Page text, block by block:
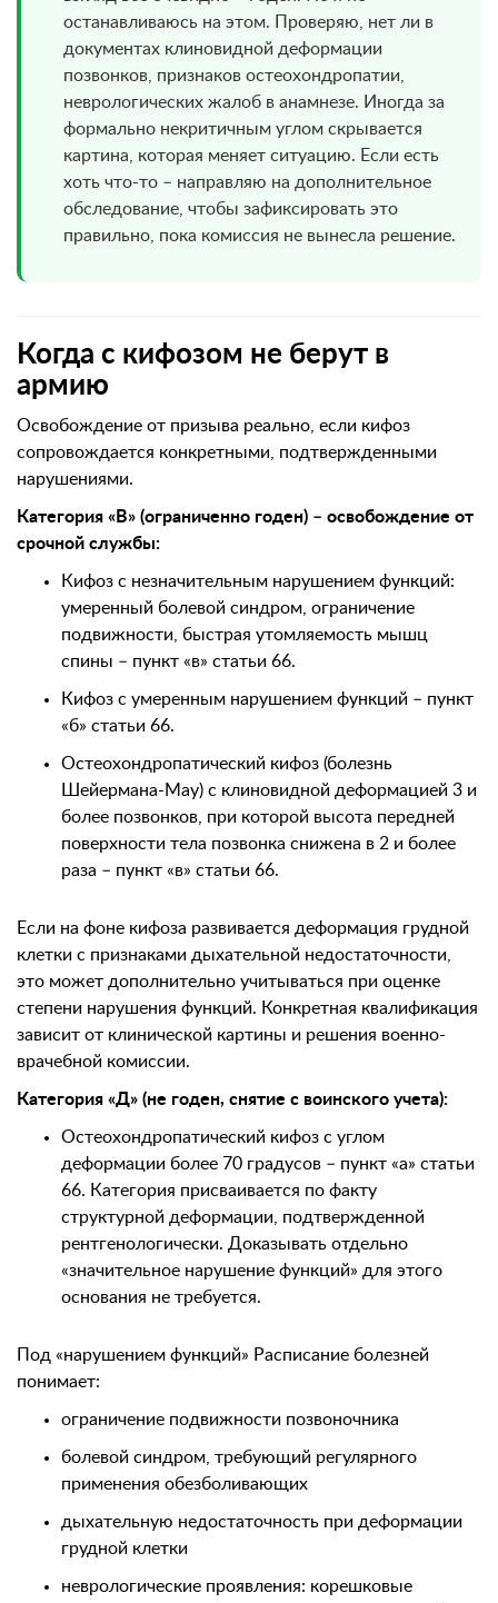
останавливаюсь на этом. Проверяю, нет ли в
документах клиновидной деформации
позвонков, признаков остеохондропатии,
неврологических жалоб в анамнезе. Иногда за
формально некритичным углом скрывается
картина, которая меняет ситуацию. Если есть
хоть что-то – направляю на дополнительное
обследование, чтобы зафиксировать это
правильно, пока комиссия не вынесла решение.
Когда с кифозом не берут в
армию
Освобождение от призыва реально, если кифоз
сопровождается конкретными, подтвержденными
нарушениями.
Категория «В» (ограниченно годен) – освобождение от
срочной службы:
Кифоз с незначительным нарушением функций:
умеренный болевой синдром, ограничение
подвижности, быстрая утомляемость мышц
спины – пункт «в» статьи 66.
Кифоз с умеренным нарушением функций – пункт
«б» статьи 66.
Остеохондропатический кифоз (болезнь
Шейермана-Мау) с клиновидной деформацией 3 и
более позвонков, при которой высота передней
поверхности тела позвонка снижена в 2 и более
раза – пункт «в» статьи 66.
Если на фоне кифоза развивается деформация грудной
клетки с признаками дыхательной недостаточности,
это может дополнительно учитываться при оценке
степени нарушения функций. Конкретная квалификация
зависит от клинической картины и решения военно-
врачебной комиссии.
Категория «Д» (не годен, снятие с воинского учета):
Остеохондропатический кифоз с углом
деформации более 70 градусов – пункт «а» статьи
66. Категория присваивается по факту
структурной деформации, подтвержденной
рентгенологически. Доказывать отдельно
«значительное нарушение функций» для этого
основания не требуется.
Под «нарушением функций» Расписание болезней
понимает:
ограничение подвижности позвоночника
болевой синдром, требующий регулярного
применения обезболивающих
дыхательную недостаточность при деформации
грудной клетки
неврологические проявления: корешковые